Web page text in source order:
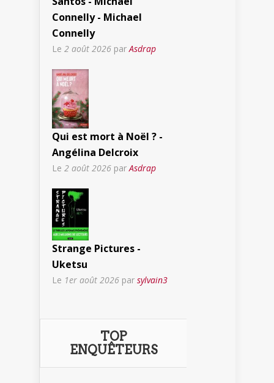
Connelly - Michael
Connelly
Le 2 août 2026 parAsdrap
Qui est mort à Noël ? -
Angélina Delcroix
Le 2 août 2026 par Asdrap
Strange Pictures -
Uketsu
Le 1er août 2026 par sylvain3
TOP
ENQUÊTEURS